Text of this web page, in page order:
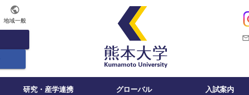
public
地域一般
mail_outline
研究・産学連携 グローバル 入試案内